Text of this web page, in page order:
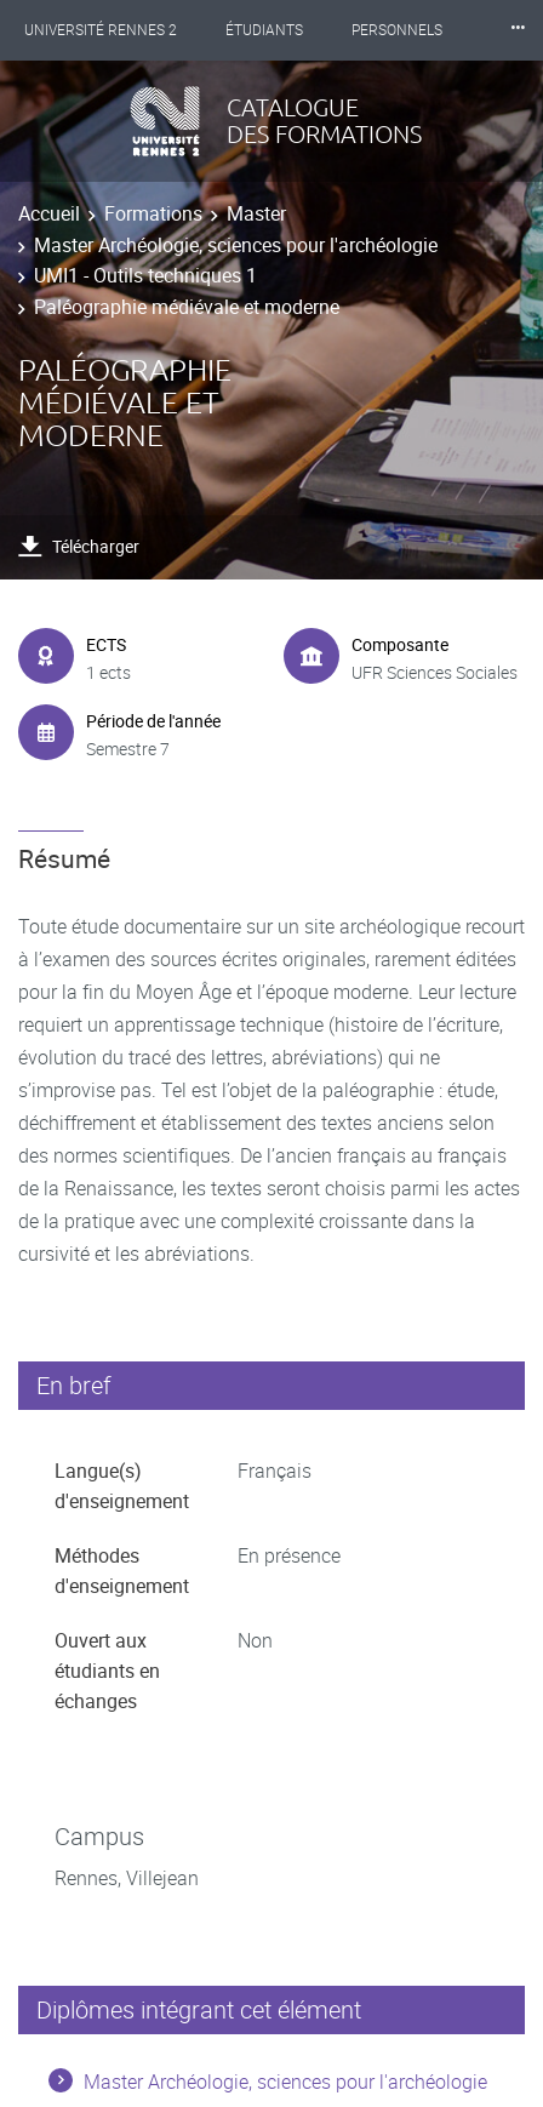
UNIVERSITÉ RENNES 2 ÉTUDIANTS PERSONNELS
INTERNATIONAL PROFESSIONNELS BIBLIOTHÈQUES
LES NOUVELLES DE RENNES 2
⸱⸱⸱
CATALOGUE
DES FORMATIONS
Accueil Formations
Master
Master Archéologie, sciences pour l'archéologie
UMI1 - Outils techniques 1
Paléographie médiévale et moderne
PALÉOGRAPHIE
MÉDIÉVALE ET
MODERNE
Télécharger
ECTS
1 ects
Composante
UFR Sciences Sociales
Période de l'année
Semestre 7
Résumé
Toute étude documentaire sur un site archéologique recourt
à l’examen des sources écrites originales, rarement éditées
pour la fin du Moyen Âge et l’époque moderne. Leur lecture
requiert un apprentissage technique (histoire de l’écriture,
évolution du tracé des lettres, abréviations) qui ne
s’improvise pas. Tel est l’objet de la paléographie : étude,
déchiffrement et établissement des textes anciens selon
des normes scientifiques. De l’ancien français au français
de la Renaissance, les textes seront choisis parmi les actes
de la pratique avec une complexité croissante dans la
cursivité et les abréviations.
En bref
Langue(s)
d'enseignement
Français
Méthodes
d'enseignement
En présence
Ouvert aux
étudiants en
échanges
Non
Campus
Rennes, Villejean
Diplômes intégrant cet élément
Master Archéologie, sciences pour l'archéologie